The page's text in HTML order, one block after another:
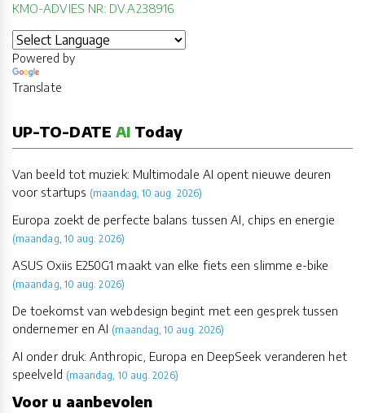
KMO-ADVIES NR: DV.A238916
Powered by
Translate
UP-TO-DATE AI Today
Van beeld tot muziek: Multimodale AI opent nieuwe deuren
voor startups (maandag, 10 aug. 2026)
Europa zoekt de perfecte balans tussen AI, chips en energie
(maandag, 10 aug. 2026)
ASUS Oxiis E250G1 maakt van elke fiets een slimme e-bike
(maandag, 10 aug. 2026)
De toekomst van webdesign begint met een gesprek tussen
ondernemer en AI (maandag, 10 aug. 2026)
AI onder druk: Anthropic, Europa en DeepSeek veranderen het
speelveld (maandag, 10 aug. 2026)
Voor u aanbevolen